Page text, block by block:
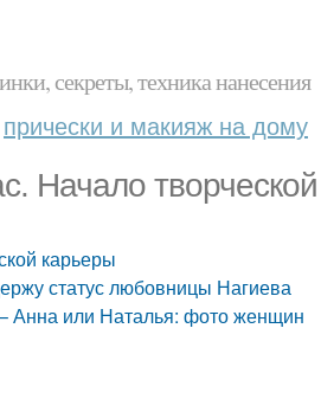
секреты, техника нанесения
прически и макияж на дому
Начало
карьеры
статус любовницы Нагиева
Анна или Наталья: фото женщин